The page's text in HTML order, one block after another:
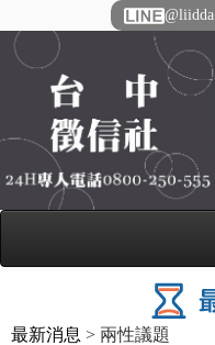
@liidda
最新消息 > 兩性議題